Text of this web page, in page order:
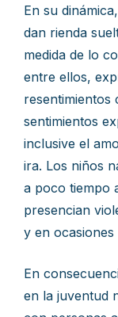
En su
dan rienda
medida de lo
entre ellos,
resentimientos
sentimientos
inclusive el
ira. Los niños
a poco tiempo
presencian
y en
En
en la juventud